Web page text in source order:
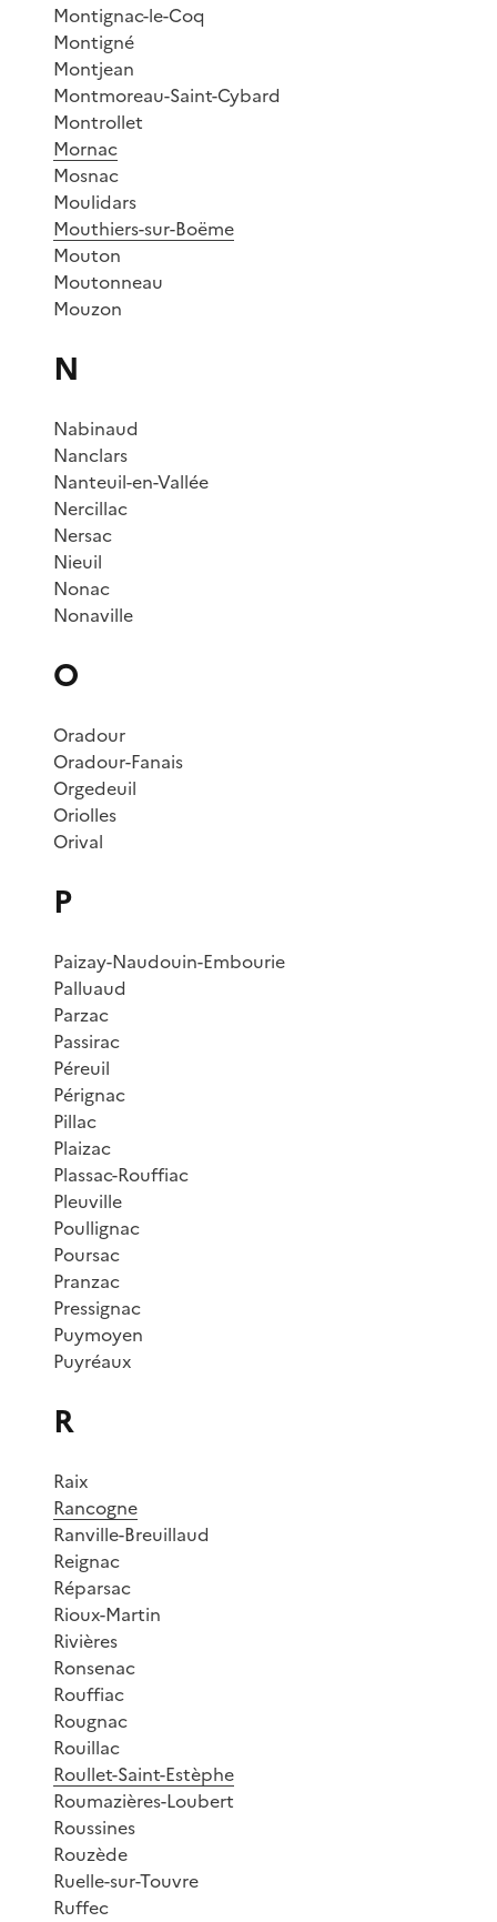
Montignac-le-Coq
Montigné
Montjean
Montmoreau-Saint-Cybard
Montrollet
Mornac
Mosnac
Moulidars
Mouthiers-sur-Boëme
Mouton
Moutonneau
Mouzon
N
Nabinaud
Nanclars
Nanteuil-en-Vallée
Nercillac
Nersac
Nieuil
Nonac
Nonaville
O
Oradour
Oradour-Fanais
Orgedeuil
Oriolles
Orival
P
Paizay-Naudouin-Embourie
Palluaud
Parzac
Passirac
Péreuil
Pérignac
Pillac
Plaizac
Plassac-Rouffiac
Pleuville
Poullignac
Poursac
Pranzac
Pressignac
Puymoyen
Puyréaux
R
Raix
Rancogne
Ranville-Breuillaud
Reignac
Réparsac
Rioux-Martin
Rivières
Ronsenac
Rouffiac
Rougnac
Rouillac
Roullet-Saint-Estèphe
Roumazières-Loubert
Roussines
Rouzède
Ruelle-sur-Touvre
Ruffec